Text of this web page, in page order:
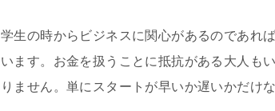
学生の時からビジネスに関心があるのであれ
います。お金を扱うことに抵抗がある大人も
りません。単にスタートが早いか遅いかだけ